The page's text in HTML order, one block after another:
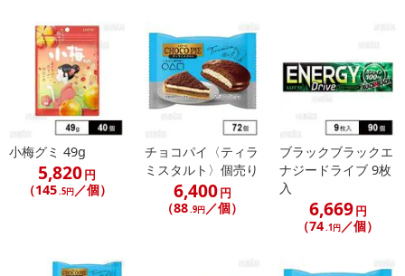
小梅グミ 49g
5,820円
（145.5円／個）
チョコパイ〈ティラ
ミスタルト〉個売り
6,400円
（88.9円／個）
ブラックブラックエ
ナジードライブ 9枚
入
6,669円
（74.1円／個）